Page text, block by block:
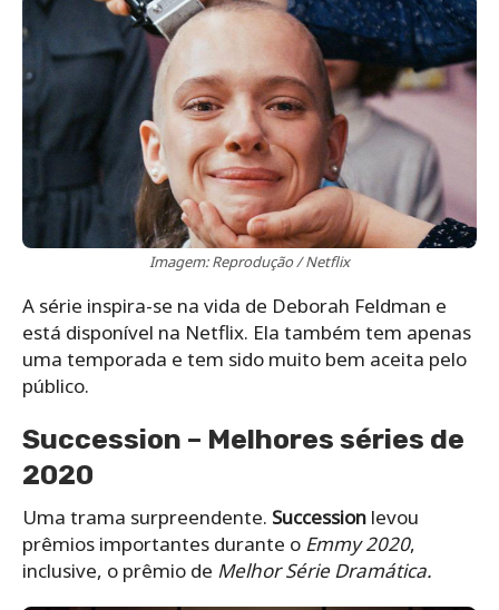
Imagem: Reprodução / Netflix
A série inspira-se na vida de Deborah Feldman e
está disponível na Netflix. Ela também tem apenas
uma temporada e tem sido muito bem aceita pelo
público.
Succession – Melhores séries de
2020
Uma trama surpreendente. Succession levou
prêmios importantes durante o Emmy 2020,
inclusive, o prêmio de Melhor Série Dramática.